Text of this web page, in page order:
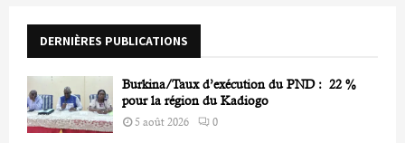
r
DERNIÈRES PUBLICATIONS
Burkina/Taux d’exécution du PND : 22 %
pour la région du Kadiogo
5 août 2026 0